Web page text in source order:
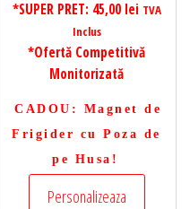
*SUPER PRET: 45,00 lei TVA
Inclus
*Ofertă Competitivă
Monitorizată
CADOU : Magnet de
Frigider cu Poza de
pe Husa!
Personalizeaza